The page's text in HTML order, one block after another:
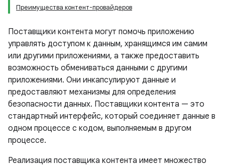
Преимущества контент-провайдеров
Поставщики контента могут помочь приложению
управлять доступом к данным, хранящимся им самим
или другими приложениями, а также предоставить
возможность обмениваться данными с другими
приложениями. Они инкапсулируют данные и
предоставляют механизмы для определения
безопасности данных. Поставщики контента — это
стандартный интерфейс, который соединяет данные в
одном процессе с кодом, выполняемым в другом
процессе.
Реализация поставщика контента имеет множество